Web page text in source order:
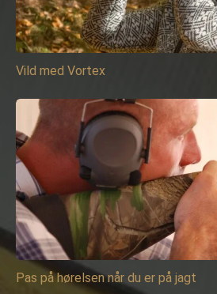
Vild med Vortex
Pas på hørelsen når du er på jagt